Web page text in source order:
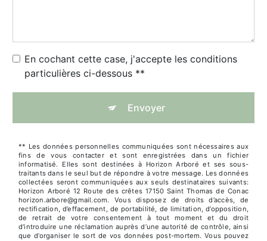
En cochant cette case, j'accepte les conditions
particulières ci-dessous **
Envoyer
** Les données personnelles communiquées sont nécessaires aux
fins de vous contacter et sont enregistrées dans un fichier
informatisé. Elles sont destinées à Horizon Arboré et ses sous-
traitants dans le seul but de répondre à votre message. Les données
collectées seront communiquées aux seuls destinataires suivants:
Horizon Arboré 12 Route des crêtes 17150 Saint Thomas de Conac
horizon.arbore@gmail.com. Vous disposez de droits d’accès, de
rectification, d’effacement, de portabilité, de limitation, d’opposition,
de retrait de votre consentement à tout moment et du droit
d’introduire une réclamation auprès d’une autorité de contrôle, ainsi
que d’organiser le sort de vos données post-mortem. Vous pouvez